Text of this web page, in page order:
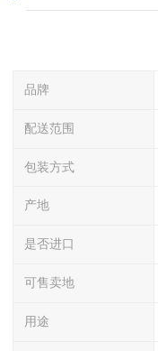
品牌
配送范围
包装方式
产地
是否进口
可售卖地
用途